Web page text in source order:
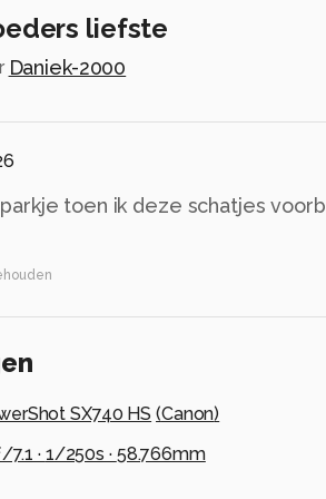
liefste
Daniek-2000
toen ik deze schatjes
SX740 HS (Canon)
7.1 · 1/250s · 58.766mm